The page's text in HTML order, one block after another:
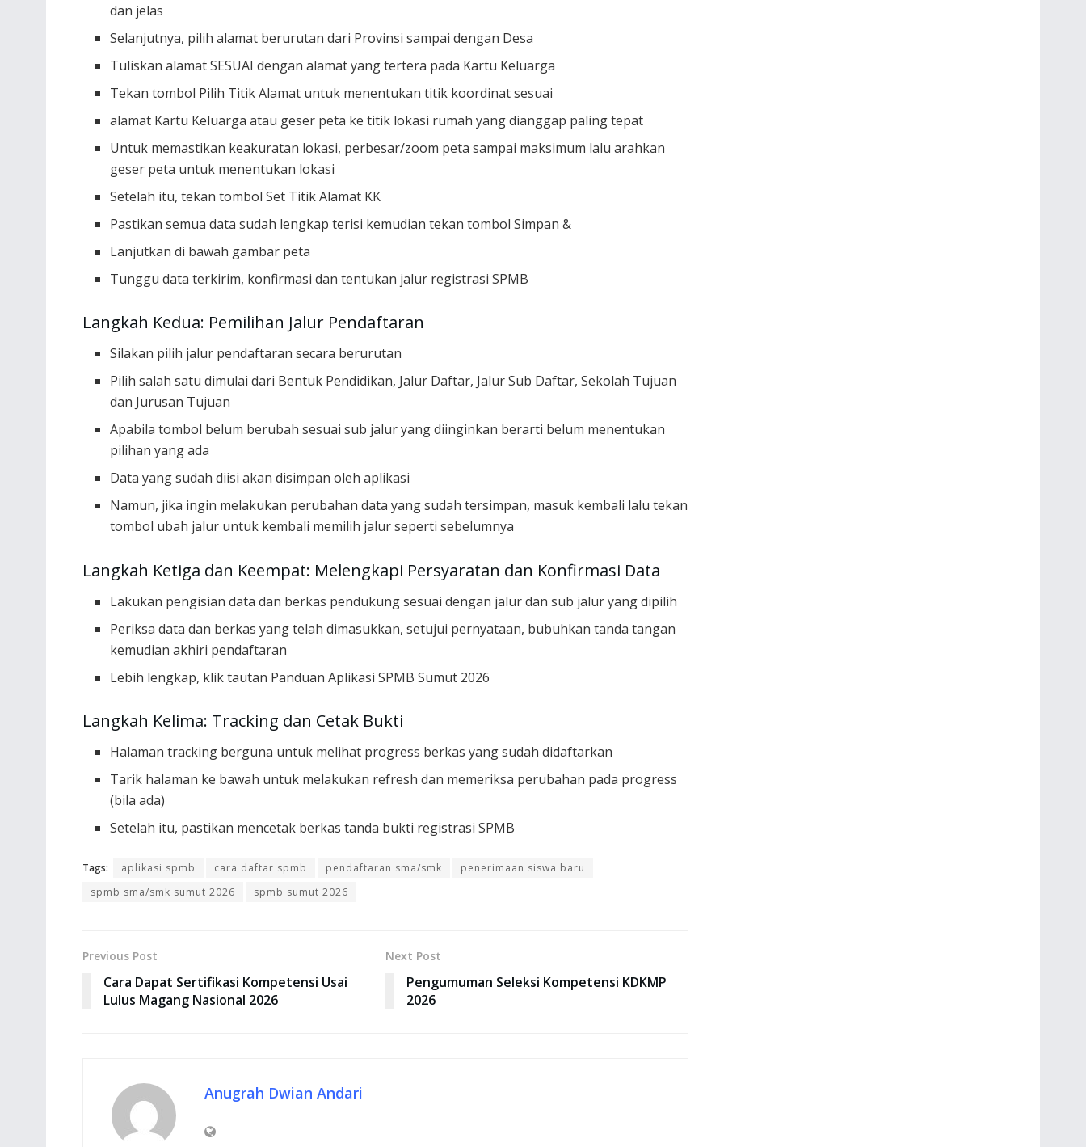
dan jelas
Selanjutnya, pilih alamat berurutan dari Provinsi sampai dengan Desa
Tuliskan alamat SESUAI dengan alamat yang tertera pada Kartu Keluarga
Tekan tombol Pilih Titik Alamat untuk menentukan titik koordinat sesuai
alamat Kartu Keluarga atau geser peta ke titik lokasi rumah yang dianggap paling tepat
Untuk memastikan keakuratan lokasi, perbesar/zoom peta sampai maksimum lalu arahkan
geser peta untuk menentukan lokasi
Setelah itu, tekan tombol Set Titik Alamat KK
Pastikan semua data sudah lengkap terisi kemudian tekan tombol Simpan &
Lanjutkan di bawah gambar peta
Tunggu data terkirim, konfirmasi dan tentukan jalur registrasi SPMB
Langkah Kedua: Pemilihan Jalur Pendaftaran
Silakan pilih jalur pendaftaran secara berurutan
Pilih salah satu dimulai dari Bentuk Pendidikan, Jalur Daftar, Jalur Sub Daftar, Sekolah Tujuan
dan Jurusan Tujuan
Apabila tombol belum berubah sesuai sub jalur yang diinginkan berarti belum menentukan
pilihan yang ada
Data yang sudah diisi akan disimpan oleh aplikasi
Namun, jika ingin melakukan perubahan data yang sudah tersimpan, masuk kembali lalu tekan
tombol ubah jalur untuk kembali memilih jalur seperti sebelumnya
Langkah Ketiga dan Keempat: Melengkapi Persyaratan dan Konfirmasi Data
Lakukan pengisian data dan berkas pendukung sesuai dengan jalur dan sub jalur yang dipilih
Periksa data dan berkas yang telah dimasukkan, setujui pernyataan, bubuhkan tanda tangan
kemudian akhiri pendaftaran
Lebih lengkap, klik tautan Panduan Aplikasi SPMB Sumut 2026
Langkah Kelima: Tracking dan Cetak Bukti
Halaman tracking berguna untuk melihat progress berkas yang sudah didaftarkan
Tarik halaman ke bawah untuk melakukan refresh dan memeriksa perubahan pada progress
(bila ada)
Setelah itu, pastikan mencetak berkas tanda bukti registrasi SPMB
Tags: aplikasi spmb cara daftar spmb pendaftaran sma/smk
penerimaan siswa baru
spmb sma/smk sumut 2026
spmb sumut 2026
Previous Post
Cara Dapat Sertifikasi Kompetensi Usai
Lulus Magang Nasional 2026
Next Post
Pengumuman Seleksi Kompetensi KDKMP
2026
Anugrah Dwian Andari